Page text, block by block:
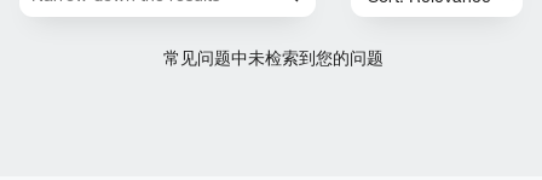
常见问题中未检索到您的问题